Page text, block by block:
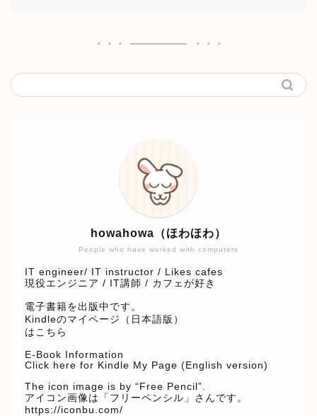
People who have worked with computers
howahowa（ほわほわ）
IT engineer/ IT instructor / Likes cafes
現役エンジニア / IT講師 / カフェが好き
電子書籍を出版中です。
Kindleのマイページ（日本語版）
はこちら
E-Book Information
Click here for Kindle My Page (English version)
The icon image is by “Free Pencil”.
アイコン画像は「フリーペンシル」さんです。
https://iconbu.com/